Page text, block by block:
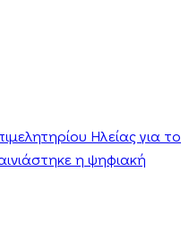
Ηλείας για το
η ψηφιακή